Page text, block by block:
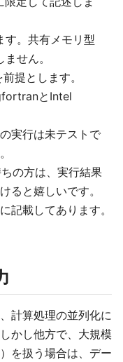
す。共有メモリ型
せん。
提とします。
とIntel
実行は未テストで
の方は、実行結果
ると嬉しいです。
記載してあります。
計算処理の並列化に
かし他方で、大規模
を扱う場合は、デー